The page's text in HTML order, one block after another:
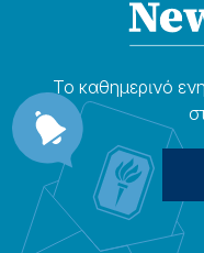
Το καθημερɩνό